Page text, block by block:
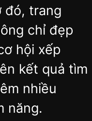
đó, trang
chỉ đẹp
hội xếp
kết quả tìm
nhiều
năng.